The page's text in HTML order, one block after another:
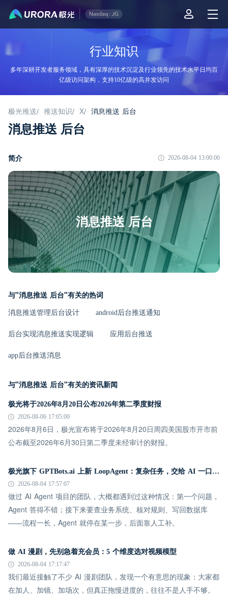
行业知识
多年深耕开发者服务领域，具有深厚的技术沉淀及行业领先的技术水平日均百
亿级访问架构，支持10亿级的高并发访问
极光推送/ 推送知识/ X/ 消息推送 后台
消息推送 后台
简介 2026-08-04 13:00:00
消息推送 后台
与"消息推送 后台"有关的热词
消息推送管理后台设计 android后台推送通知
后台实现消息推送实现逻辑 应用后台推送
app后台推送消息
与"消息推送 后台"有关的资讯新闻
极光将于2026年8月20日公布2026年第二季度财报
2026-08-06 17:05:00
2026年8月6日，极光宣布将于2026年8月20日周四美国股市开市前
公布截至2026年6月30日第二季度未经审计的财报。
极光旗下 GPTBots.ai 上新 LoopAgent：复杂任务，交给 AI 一口气跑完
2026-08-04 17:57:07
做过 AI Agent 项目的团队，大概都遇到过这种情况：第一个问题，
Agent 答得不错；接下来要查业务系统、核对规则、写回数据库
——流程一长，Agent 就停在某一步，后面靠人工补。
做 AI 漫剧，先别急着充会员：5 个维度选对视频模型
2026-08-04 17:17:47
我们最近接触了不少 AI 漫剧团队，发现一个有意思的现象：大家都
在加人、加镜、加场次，但真正拖慢进度的，往往不是人手不够。